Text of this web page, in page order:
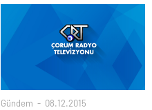
Gündem 08.12.2015